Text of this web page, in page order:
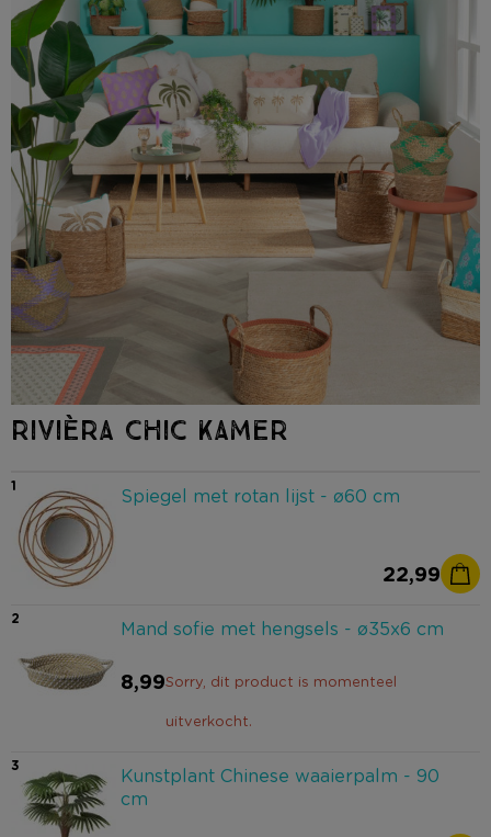
RIVIÈRA CHIC KAMER
1 Spiegel met rotan lijst - ø60 cm
22,99
2 Mand sofie met hengsels - ø35x6 cm
8,99Sorry, dit product is momenteel
uitverkocht.
3
Kunstplant Chinese waaierpalm - 90
cm